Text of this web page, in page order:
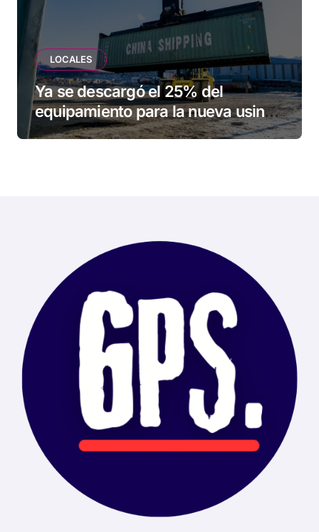
LOCALES
Ya se descargó el 25% del
equipamiento para la nueva usina
de Ushuaia